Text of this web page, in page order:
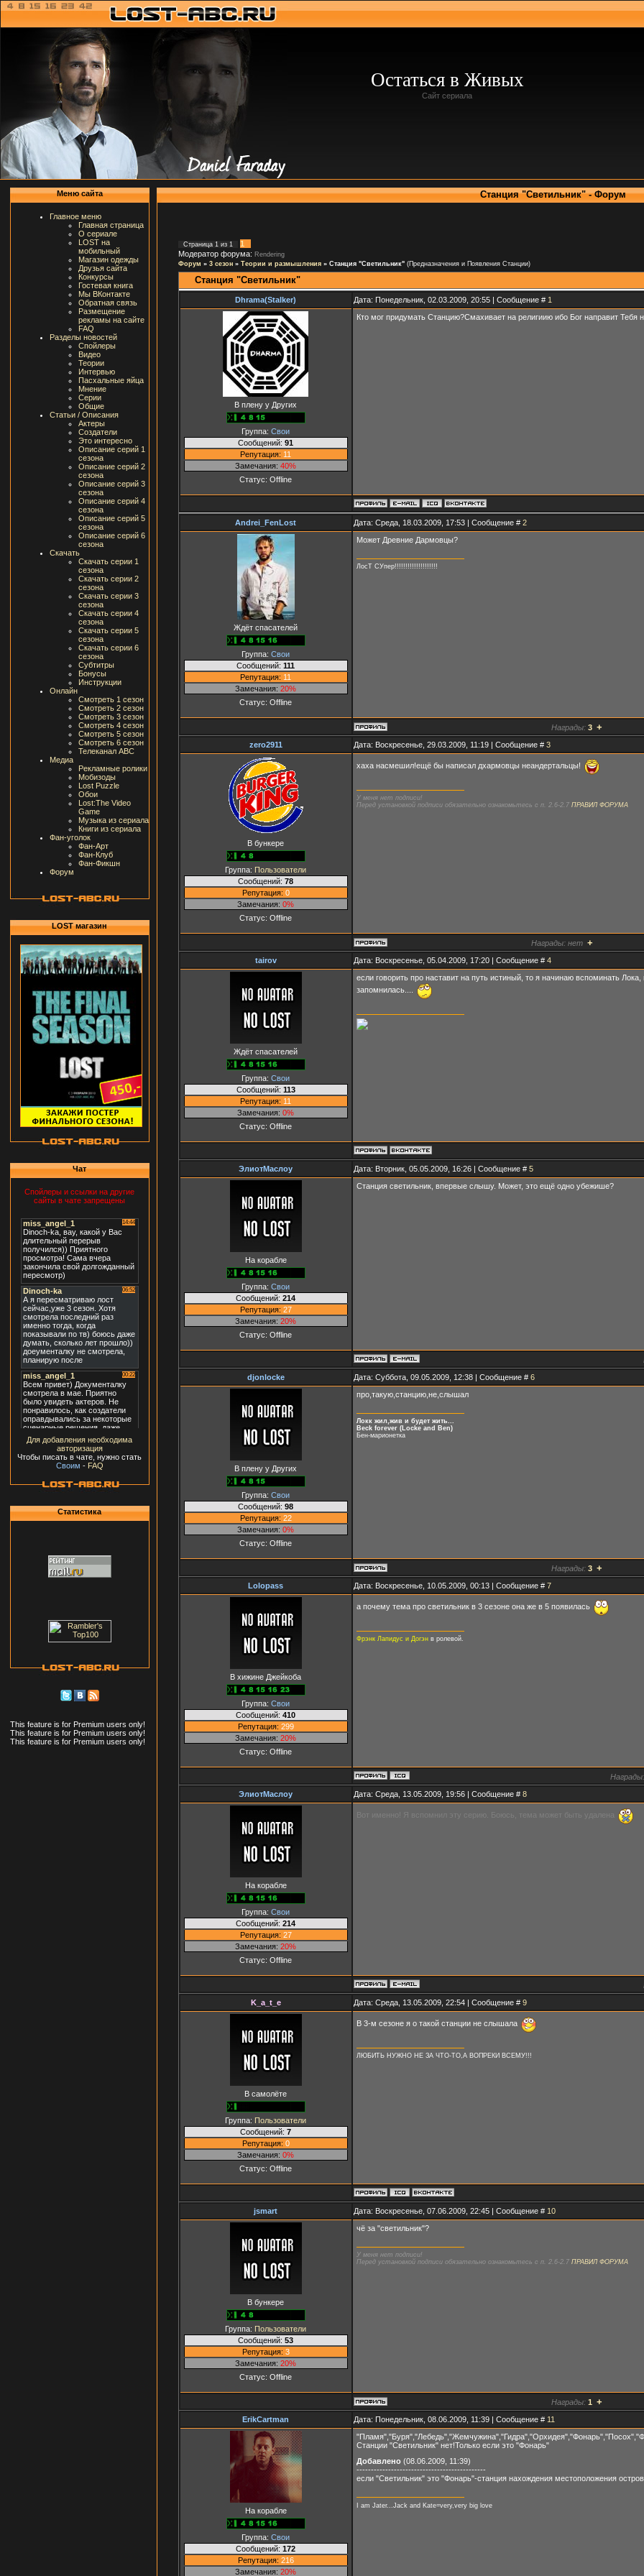
Остаться в Живых
Сайт сериала
Меню сайта
Главное меню
Главная страница
О сериале
LOST на
мобильный
Магазин одежды
Друзья сайта
Конкурсы
Гостевая книга
Мы ВКонтакте
Обратная связь
Размещение
рекламы на сайте
FAQ
Разделы новостей
Спойлеры
Видео
Теории
Интервью
Пасхальные яйца
Мнение
Серии
Общие
Статьи / Описания
Актеры
Создатели
Это интересно
Описание серий 1
сезона
Описание серий 2
сезона
Описание серий 3
сезона
Описание серий 4
сезона
Описание серий 5
сезона
Описание серий 6
сезона
Скачать
Скачать серии 1
сезона
Скачать серии 2
сезона
Скачать серии 3
сезона
Скачать серии 4
сезона
Скачать серии 5
сезона
Скачать серии 6
сезона
Субтитры
Бонусы
Инструкции
Онлайн
Смотреть 1 сезон
Смотреть 2 сезон
Смотреть 3 сезон
Смотреть 4 сезон
Смотреть 5 сезон
Смотреть 6 сезон
Телеканал ABC
Медиа
Рекламные ролики
Мобизоды
Lost Puzzle
Обои
Lost:The Video
Game
Музыка из сериала
Книги из сериала
Фан-уголок
Фан-Арт
Фан-Клуб
Фан-Фикшн
Форум
LOST магазин
Чат
Спойлеры и ссылки на другие
сайты в чате запрещены
Для добавления необходима
авторизация
Чтобы писать в чате, нужно стать
Своим - FAQ
Статистика
This feature is for Premium users only!
This feature is for Premium users only!
This feature is for Premium users only!
Станция "Светильник" - Форум
Страница 1 из 1
1
Модератор форума: Rendering
Форум » 3 сезон » Теории и размышления » Станция "Светильник" (Предназначения и Появления Станции)
Станция "Светильник"
Dhrama(Stalker) Дата: Понедельник, 02.03.2009, 20:55 | Сообщение # 1
В плену у Других
Группа: Свои
Сообщений: 91
Репутация: 11
Замечания: 40%
Статус: Offline
Кто мог придумать Станцию?Смахивает на религиию ибо Бог направит Тебя
Andrei_FenLost Дата: Среда, 18.03.2009, 17:53 | Сообщение # 2
Ждёт спасателей
Группа: Свои
Сообщений: 111
Репутация: 11
Замечания: 20%
Статус: Offline
Может Древние Дармовцы?
ЛосТ СУпер!!!!!!!!!!!!!!!!!!!!
Награды: 3 +
zero2911 Дата: Воскресенье, 29.03.2009, 11:19 | Сообщение # 3
В бункере
Группа: Пользователи
Сообщений: 78
Репутация: 0
Замечания: 0%
Статус: Offline
хаха насмешил!ещё бы написал дхармовцы неандертальцы!
У меня нет подписи!
Перед установкой подписи обязательно ознакомьтесь с п. 2.6-2.7 ПРАВИЛ ФОРУМА
Награды: нет +
tairov Дата: Воскресенье, 05.04.2009, 17:20 | Сообщение # 4
Ждёт спасателей
Группа: Свои
Сообщений: 113
Репутация: 11
Замечания: 0%
Статус: Offline
если говорить про наставит на путь истиный, то я начинаю вспоминать
запомнилась....
ЭлиотМаслоу Дата: Вторник, 05.05.2009, 16:26 | Сообщение # 5
На корабле
Группа: Свои
Сообщений: 214
Репутация: 27
Замечания: 20%
Статус: Offline
Станция светильник, впервые слышу. Может, это ещё одно убежише?
djonlocke Дата: Суббота, 09.05.2009, 12:38 | Сообщение # 6
В плену у Других
Группа: Свои
Сообщений: 98
Репутация: 22
Замечания: 0%
Статус: Offline
про,такую,станцию,не,слышал
Локк жил,жив и будет жить...
Beck forever (Locke and Ben)
Бен-марионетка
Награды: 3 +
Lolopass Дата: Воскресенье, 10.05.2009, 00:13 | Сообщение # 7
В хижине Джейкоба
Группа: Свои
Сообщений: 410
Репутация: 299
Замечания: 20%
Статус: Offline
а почему тема про светильник в 3 сезоне она же в 5 появилась
Фрэнк Лапидус и Догэнв ролевой.
Награды:
ЭлиотМаслоу Дата: Среда, 13.05.2009, 19:56 | Сообщение # 8
На корабле
Группа: Свои
Сообщений: 214
Репутация: 27
Замечания: 20%
Статус: Offline
Вот именно! Я вспомнил эту серию. Боюсь, тема может быть удалена
K_a_t_e Дата: Среда, 13.05.2009, 22:54 | Сообщение # 9
В самолёте
Группа: Пользователи
Сообщений: 7
Репутация: 0
Замечания: 0%
Статус: Offline
В 3-м сезоне я о такой станции не слышала
ЛЮБИТЬ НУЖНО НЕ ЗА ЧТО-ТО,А ВОПРЕКИ ВСЕМУ!!!
jsmart Дата: Воскресенье, 07.06.2009, 22:45 | Сообщение # 10
В бункере
Группа: Пользователи
Сообщений: 53
Репутация: 3
Замечания: 20%
Статус: Offline
чё за "светильник"?
У меня нет подписи!
Перед установкой подписи обязательно ознакомьтесь с п. 2.6-2.7 ПРАВИЛ ФОРУМА
Награды: 1 +
ErikCartman Дата: Понедельник, 08.06.2009, 11:39 | Сообщение # 11
На корабле
Группа: Свои
Сообщений: 172
Репутация: 216
Замечания: 20%
Станции "Светильник" нет!Только если это "Фонарь"
Добавлено(08.06.2009, 11:39)
---------------------------------------------
если "Светильник" это "Фонарь"-станция нахождения местоположения
I am Jater...Jack and Kate=very,very big love